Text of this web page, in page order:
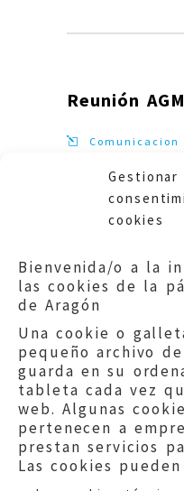
Gestionar
cookies
Bienvenida/o a la
las cookies de la
de Aragón
Una cookie o
pequeño archivo
guarda en su
tableta cada vez
web. Algunas
pertenecen a
prestan servicios
Las cookies
Reunión AGM
Comunicacion
Share
el Palacio de
nuestra
director de la
Militar y
Zaragoza y
de brigada
La Academia
tiene su
nuestra
encuentra el
Universitario